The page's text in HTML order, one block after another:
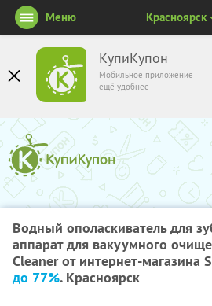
КупиКупон
Мобильное приложение
ещё удобнее
Меню Красноярск
Водный ополаскиватель для
аппарат для вакуумного
Cleaner от интернет-магазина
до 77%. Красноярск